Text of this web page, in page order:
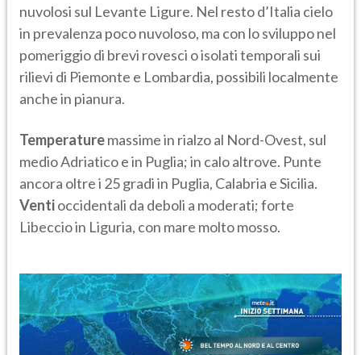
nuvolosi sul Levante Ligure. Nel resto d’Italia cielo
in prevalenza poco nuvoloso, ma con lo sviluppo nel
pomeriggio di brevi rovesci o isolati temporali sui
rilievi di Piemonte e Lombardia, possibili localmente
anche in pianura.
Temperaturemassime in rialzo al Nord-Ovest, sul
medio Adriatico e in Puglia; in calo altrove. Punte
ancora oltre i 25 gradi in Puglia, Calabria e Sicilia.
Ventioccidentali da deboli a moderati; forte
Libeccio in Liguria, con mare molto mosso.